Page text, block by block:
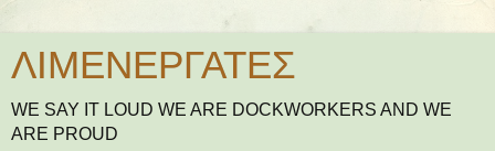
ΛΙΜΕΝΕΡΓΑΤΕΣ
WE SAY IT LOUD WE ARE DOCKWORKERS AND WE
ARE PROUD